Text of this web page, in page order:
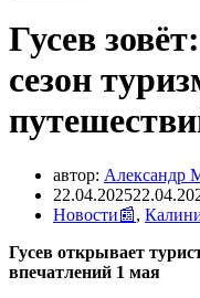
Гусев
сезон
автор: Александр
22.04.2025
Новости📰,
Гусев открывает
впечатлений 1 мая